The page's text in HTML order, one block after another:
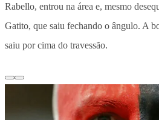
Rabello, entrou na área e, mesmo
Gatito, que saiu fechando o ângulo. A
saiu por cima do travessão.